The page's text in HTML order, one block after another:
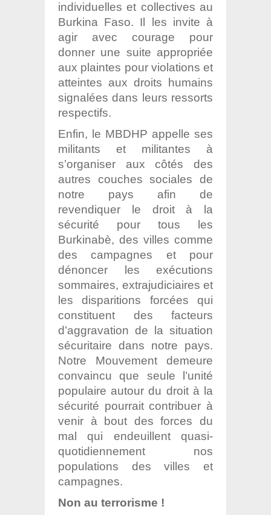
individuelles et collectives au
Burkina Faso. Il les invite à
agir avec courage pour
donner une suite appropriée
aux plaintes pour violations et
atteintes aux droits humains
signalées dans leurs ressorts
respectifs.
Enfin, le MBDHP appelle ses
militants et militantes à
s’organiser aux côtés des
autres couches sociales de
notre pays afin de
revendiquer le droit à la
sécurité pour tous les
Burkinabè, des villes comme
des campagnes et pour
dénoncer les exécutions
sommaires, extrajudiciaires et
les disparitions forcées qui
constituent des facteurs
d’aggravation de la situation
sécuritaire dans notre pays.
Notre Mouvement demeure
convaincu que seule l’unité
populaire autour du droit à la
sécurité pourrait contribuer à
venir à bout des forces du
mal qui endeuillent quasi-
quotidiennement nos
populations des villes et
campagnes.
Non au terrorisme !